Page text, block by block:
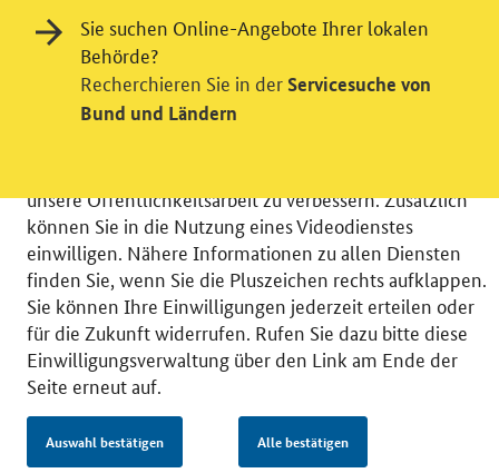
© 2026 Bundesministerium für Wirtschaft und Energie
RSS
Benutzerhinweise
Inhaltsverzeichnis
Impressum
Barrierefreiheit
Datenschutz
Einwilligungsverwaltung
Einwilligung in Tracking und / oder
Videodienst
Wir bitten Sie an dieser Stelle um Ihre Einwilligung für
verschiedene Zusatzdienste unserer Webseite: Wir
unsere Öffentlichkeitsarbeit zu verbessern. Zusätzlich
können Sie in die Nutzung eines Videodienstes
einwilligen. Nähere Informationen zu allen Diensten
finden Sie, wenn Sie die Pluszeichen rechts aufklappen.
Sie können Ihre Einwilligungen jederzeit erteilen oder
für die Zukunft widerrufen. Rufen Sie dazu bitte diese
Einwilligungsverwaltung über den Link am Ende der
Seite erneut auf.
Auswahl bestätigen Alle bestätigen
Sie suchen Online-Angebote Ihrer lokalen
Behörde?
Recherchieren Sie in der Servicesuche von
Bund und Ländern